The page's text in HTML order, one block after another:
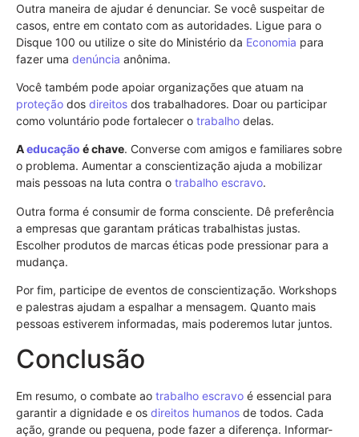
Outra maneira de ajudar é denunciar. Se você suspeitar de
casos, entre em contato com as autoridades. Ligue para o
Disque 100 ou utilize o site do Ministério da Economia para
fazer uma denúncia anônima.
Você também pode apoiar organizações que atuam na
proteção dos direitos dos trabalhadores. Doar ou participar
como voluntário pode fortalecer o trabalho delas.
Aeducação é chave. Converse com amigos e familiares sobre
o problema. Aumentar a conscientização ajuda a mobilizar
mais pessoas na luta contra o trabalho escravo.
Outra forma é consumir de forma consciente. Dê preferência
a empresas que garantam práticas trabalhistas justas.
Escolher produtos de marcas éticas pode pressionar para a
mudança.
Por fim, participe de eventos de conscientização. Workshops
e palestras ajudam a espalhar a mensagem. Quanto mais
pessoas estiverem informadas, mais poderemos lutar juntos.
Conclusão
Em resumo, o combate ao trabalho escravo é essencial para
garantir a dignidade e os direitos humanos de todos. Cada
ação, grande ou pequena, pode fazer a diferença. Informar-